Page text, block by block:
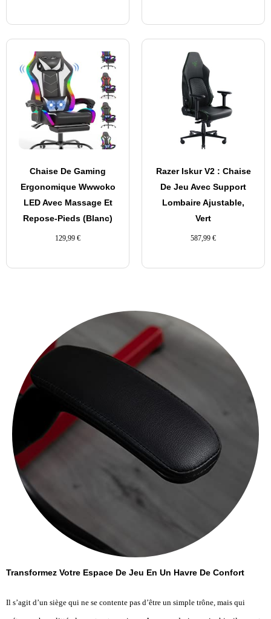
Chaise De Gaming
Ergonomique Wwwoko
LED Avec Massage Et
Repose-Pieds (Blanc)
129,99 €
Razer Iskur V2 : Chaise
De Jeu Avec Support
Lombaire Ajustable,
Vert
587,99 €
Transformez Votre Espace De Jeu En Un Havre De Confort
Il s’agit d’un siège qui ne se contente pas d’être un simple trône, mais qui